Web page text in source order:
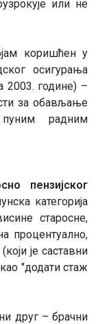
или не
коришћен у
осигурања
2003. године) –
за обављање
пуним радним
пензијског
категорија
старосне,
процентуално,
је саставни
"додати стаж
друг – брачни